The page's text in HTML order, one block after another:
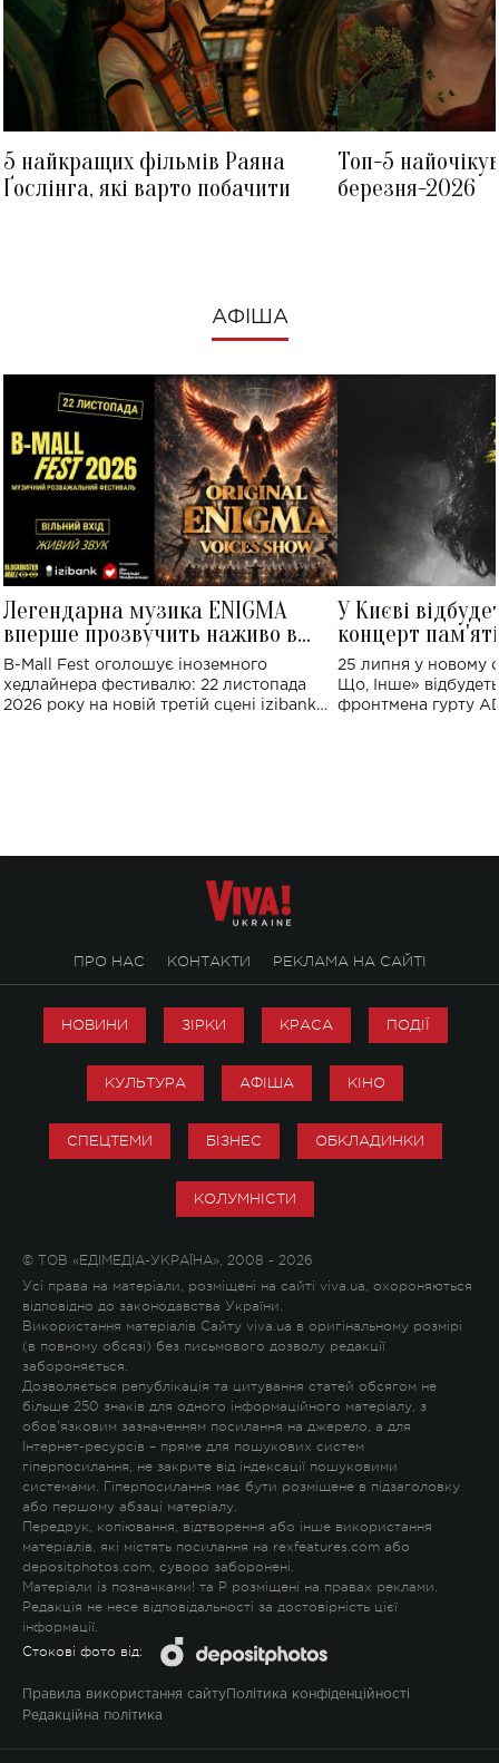
5 найкращих фільмів Раяна
Ґослінга, які варто побачити
Топ-5
березня-2026
АФІША
Легендарна музика ENIGMA
вперше прозвучить наживо в
Україні: де відбудеться концерт
B-Mall Fest оголошує іноземного
хедлайнера фестивалю: 22 листопада
2026 року на новій третій сцені izibank
У Києві
концерт
Клименка:
виконають
25 липня у новому
Що, Інше»
фронтмена гурту
ПРО НАС КОНТАКТИ РЕКЛАМА НА САЙТІ
НОВИНИ ЗІРКИ КРАСА ПОДІЇ
КУЛЬТУРА АФІША КІНО
СПЕЦТЕМИ БІЗНЕС ОБКЛАДИНКИ
КОЛУМНІСТИ
© ТОВ «ЕДІМЕДІА-УКРАЇНА», 2008 - 2026
Усі права на матеріали, розміщені на сайті viva.ua, охороняються
відповідно до законодавства України.
Використання матеріалів Сайту viva.ua в оригінальному розмірі
(в повному обсязі) без письмового дозволу редакції
забороняється.
Дозволяється републікація та цитування статей обсягом не
більше 250 знаків для одного інформаційного матеріалу, з
обов'язковим зазначенням посилання на джерело, а для
Інтернет-ресурсів – пряме для пошукових систем
гіперпосилання, не закрите від індексації пошуковими
системами. Гіперпосилання має бути розміщене в підзаголовку
або першому абзаці матеріалу.
Передрук, копіювання, відтворення або інше використання
матеріалів, які містять посилання на rexfeatures.com або
depositphotos.com, суворо заборонені.
Матеріали із позначками! та P розміщені на правах реклами.
Редакція не несе відповідальності за достовірність цієї
інформації.
Стокові фото від:
Правила використання сайту Політика конфіденційності
Редакційна політика